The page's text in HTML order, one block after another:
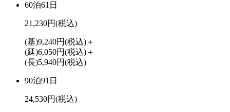
60泊61日
21,230円(税込)
(基)9,240円(税込)＋
(延)6,050円(税込)＋
(長)5,940円(税込)
90泊91日
24,530円(税込)